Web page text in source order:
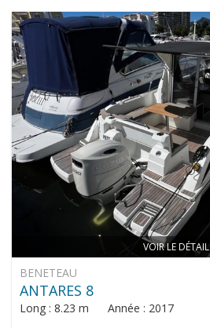
VOIR LE DÉTAIL
BENETEAU
ANTARES 8
Long : 8.23 m Année : 2017